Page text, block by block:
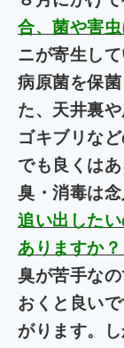
合、菌や害
ニが寄生し
病原菌を保
た、天井裏
ゴキブリな
でも良くはあ
臭・消毒は念
追い出した
ありますか？
臭が苦手な
おくと良い
がります。